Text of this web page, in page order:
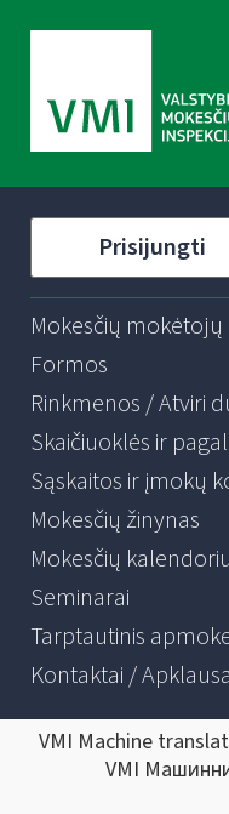
Prisijungti
Mokesčių
Formos
Rinkmenos / Atviri
Skaičiuoklės ir
Sąskaitos ir įmokų
Mokesčių žinynas
Mokesčių
Seminarai
Tarptautinis
Kontaktai / Apklausa
VMI Machine
VMI